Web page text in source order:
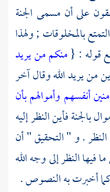
على أن مسمى الجنة
بالمخلوقات ; ولهذا
قوله : {منكم من يريد
من يريد الله وقال آخر
أنفسهم وأموالهم بأن
بالجنة فأين النظر إليه
. و " التحقيق " أن
فيها النظر إلى وجه الله
كما أخبرت به النصوص .